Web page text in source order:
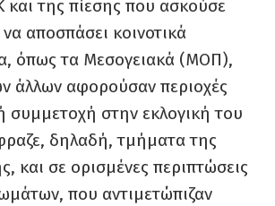
και της πίεσης που ασκούσε
αποσπάσει κοινοτικά
όπως τα Μεσογειακά (ΜΟΠ),
άλλων αφορούσαν περιοχές
συμμετοχή στην εκλογική του
δηλαδή, τμήματα της
και σε ορισμένες περιπτώσεις
που αντιμετώπιζαν